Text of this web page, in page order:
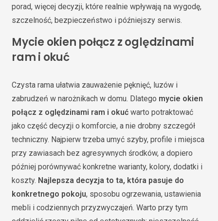
porad, więcej decyzji, które realnie wpływają na wygodę,
szczelność, bezpieczeństwo i późniejszy serwis.
Mycie okien połącz z oględzinami
ram i okuć
Czysta rama ułatwia zauważenie pęknięć, luzów i
zabrudzeń w narożnikach w domu. Dlatego mycie okien
połącz z oględzinami ram i okuć warto potraktować
jako część decyzji o komforcie, a nie drobny szczegół
techniczny. Najpierw trzeba umyć szyby, profile i miejsca
przy zawiasach bez agresywnych środków, a dopiero
później porównywać konkretne warianty, kolory, dodatki i
koszty. Najlepsza decyzja to ta, która pasuje do
konkretnego pokoju, sposobu ogrzewania, ustawienia
mebli i codziennych przyzwyczajeń. Warto przy tym